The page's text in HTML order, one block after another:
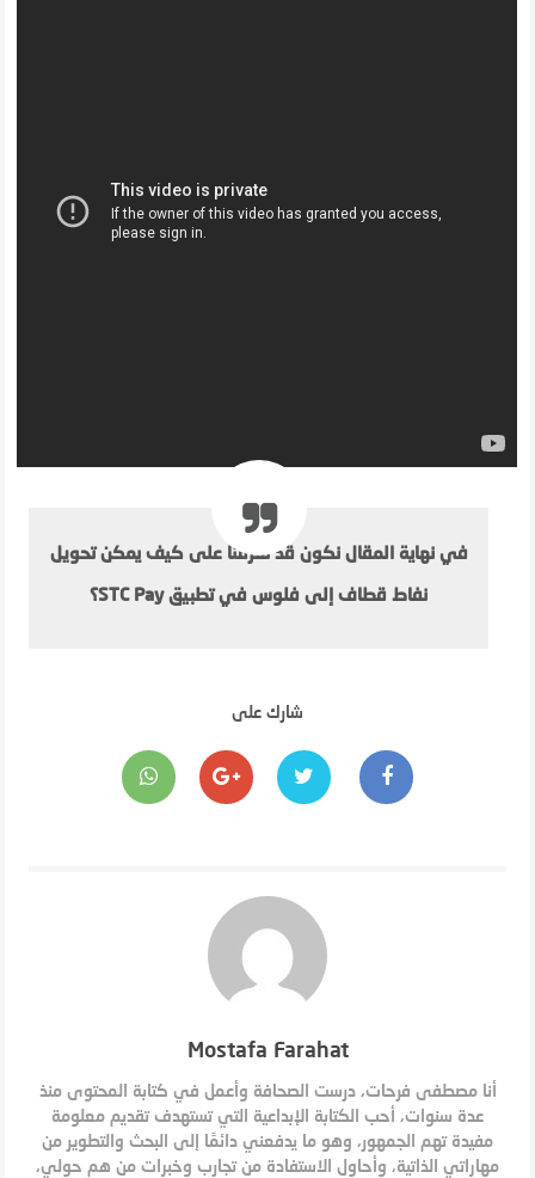
في نهاية المقال نكون قد تعرفنا على كيف يمكن تحويل
نفاط قطاف إلى فلوس في تطبيق STC Pay؟
شارك على
Mostafa Farahat
أنا مصطفى فرحات، درست الصحافة وأعمل في كتابة المحتوى منذ
عدة سنوات، أحب الكتابة الإبداعية التي تستهدف تقديم معلومة
مفيدة تهم الجمهور، وهو ما يدفعني دائمًا إلى البحث والتطوير من
مهاراتي الذاتية، وأحاول الاستفادة من تجارب وخبرات من هم حولي،